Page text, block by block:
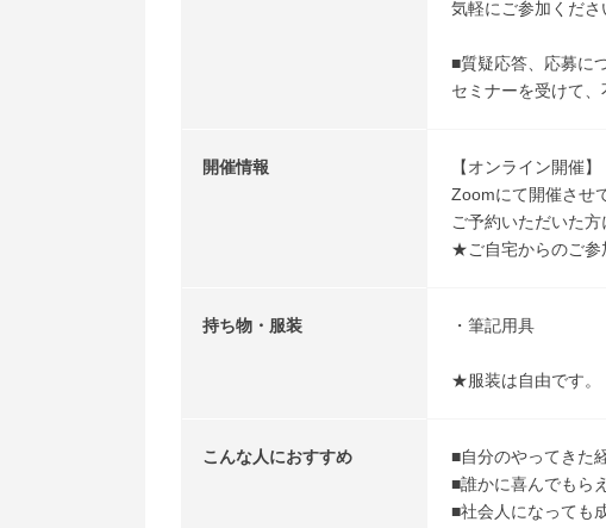
気軽にご参加くださ
■質疑応答、応募
セミナーを受けて
開催情報
【オンライン開催】
Zoomにて開催させ
ご予約いただいた
★ご自宅からのご参
持ち物・服装 ・筆記用具
★服装は自由です。
こんな人におすすめ
■自分のやってきた
■誰かに喜んでもら
■社会人になっても